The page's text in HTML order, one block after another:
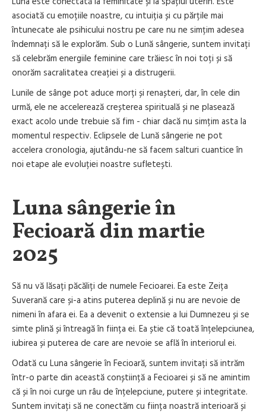
asociată cu emoțiile noastre, cu intuiția și cu părțile mai
întunecate ale psihicului nostru pe care nu ne simțim adesea
îndemnați să le explorăm. Sub o Lună sângerie, suntem invitați
să celebrăm energiile feminine care trăiesc în noi toți și să
onorăm sacralitatea creației și a distrugerii.
Lunile de sânge pot aduce morți și renașteri, dar, în cele din
urmă, ele ne accelerează creșterea spirituală și ne plasează
exact acolo unde trebuie să fim - chiar dacă nu simțim asta la
momentul respectiv. Eclipsele de Lună sângerie ne pot
accelera cronologia, ajutându-ne să facem salturi cuantice în
noi etape ale evoluției noastre sufletești.
Luna sângerie în
Fecioară din martie
2025
Să nu vă lăsați păcăliți de numele Fecioarei. Ea este Zeița
Suverană care și-a atins puterea deplină și nu are nevoie de
nimeni în afara ei. Ea a devenit o extensie a lui Dumnezeu și se
simte plină și întreagă în ființa ei. Ea știe că toată înțelepciunea,
iubirea și puterea de care are nevoie se află în interiorul ei.
Odată cu Luna sângerie în Fecioară, suntem invitați să intrăm
într-o parte din această conștiință a Fecioarei și să ne amintim
că și în noi curge un râu de înțelepciune, putere și integritate.
Suntem invitați să ne conectăm cu ființa noastră interioară și